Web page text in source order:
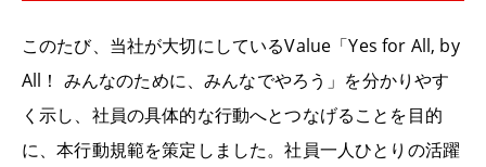
このたび、当社が大切にしているValue 「Yes for All, by
All ！ みんなのために、みんなでやろう」を分かりやす
く示し、社員の具体的な行動へとつなげることを目的
に、本行動規範を策定しました。社員一人ひとりの活躍